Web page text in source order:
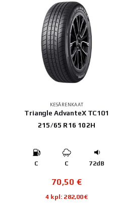
KESÄRENKAAT
Triangle AdvanteX TC101
215/65 R16 102H
C C 72dB
70,50 €
4 kpl: 282,00€